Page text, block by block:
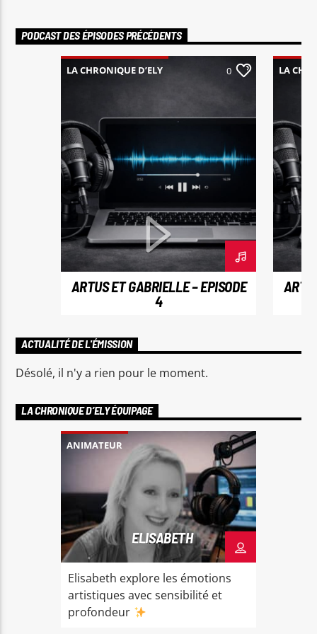
PODCAST DES ÉPISODES PRÉCÉDENTS
LA CHRONIQUE D’ELY 0
ARTUS ET GABRIELLE – EPISODE
4
LA
ACTUALITÉ DE L'ÉMISSION
Désolé, il n'y a rien pour le moment.
LA CHRONIQUE D’ELY ÉQUIPAGE
ANIMATEUR
ELISABETH
Elisabeth explore les émotions
artistiques avec sensibilité et
profondeur